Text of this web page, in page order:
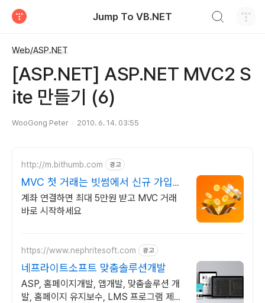
Jump To VB.NET
Web/ASP.NET
[ASP.NET] ASP.NET MVC2 S
ite 만들기 (6)
WooGong Peter 2010. 6. 14. 03:55
http://m.bithumb.com 광고
MVC 첫 거래는 빗썸에서 신규 가입
시 5만원 혜택
계좌 연결하면 최대 5만원 받고 MVC 거래
바로 시작하세요
https://www.nephritesoft.com 광고
네프라이트소프트 맞춤솔루션개발
ASP, 홈페이지개발, 앱개발, 맞춤솔루션 개
발, 홈페이지 유지보수, LMS 프로그램 제작